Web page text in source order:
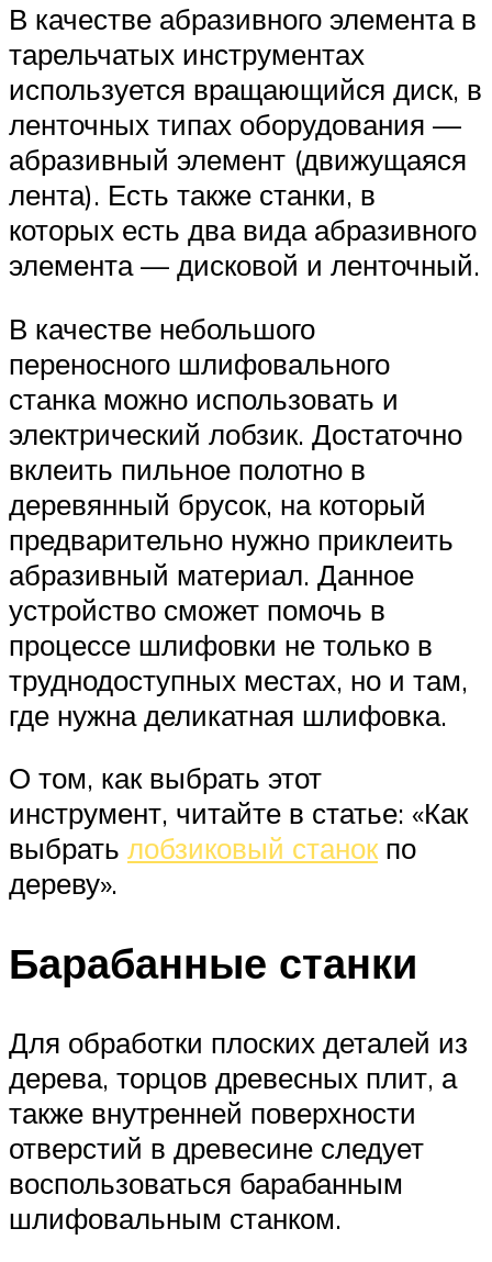
В качестве абразивного элемента в
тарельчатых инструментах
используется вращающийся диск, в
ленточных типах оборудования —
абразивный элемент (движущаяся
лента). Есть также станки, в
которых есть два вида абразивного
элемента — дисковой и ленточный.
В качестве небольшого
переносного шлифовального
станка можно использовать и
электрический лобзик. Достаточно
вклеить пильное полотно в
деревянный брусок, на который
предварительно нужно приклеить
абразивный материал. Данное
устройство сможет помочь в
процессе шлифовки не только в
труднодоступных местах, но и там,
где нужна деликатная шлифовка.
О том, как выбрать этот
инструмент, читайте в статье: «Как
выбрать лобзиковый станок по
дереву».
Барабанные станки
Для обработки плоских деталей из
дерева, торцов древесных плит, а
также внутренней поверхности
отверстий в древесине следует
воспользоваться барабанным
шлифовальным станком.